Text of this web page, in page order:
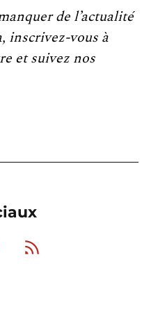
de l’actualité
inscrivez-vous à
et suivez nos
Github